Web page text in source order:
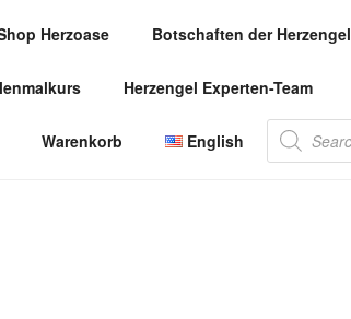
Herzoase Botschaften der Herzengel
Herzengel Experten-Team
Warenkorb English
Products
search